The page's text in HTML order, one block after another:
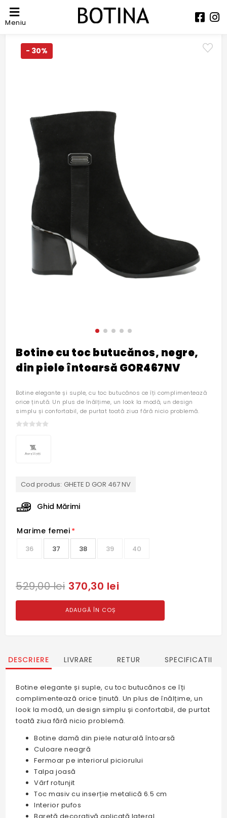
Meniu
- 30%
Botine cu toc butucănos, negre,
din piele întoarsă GOR467NV
Botine elegante și suple, cu toc butucănos ce îți complimentează
orice ținută. Un plus de înălțime, un look la modă, un design
simplu și confortabil, de purtat toată ziua fără nicio problemă.
Cod produs: GHETE D GOR 467 NV
Ghid Mărimi
Marime femei *
36 37 38 39 40
529,00 lei 370,30 lei
ADAUGĂ ÎN COȘ
DESCRIERE LIVRARE RETUR SPECIFICATII
Botine elegante și suple, cu toc butucănos ce îți
complimentează orice ținută. Un plus de înălțime, un
look la modă, un design simplu și confortabil, de purtat
toată ziua fără nicio problemă.
Botine damă din piele naturală întoarsă
Culoare neagră
Fermoar pe interiorul piciorului
Talpa joasă
Vârf rotunjit
Toc masiv cu inserție metalică 6.5 cm
Interior pufos
Baretă decorativă aplicată lateral